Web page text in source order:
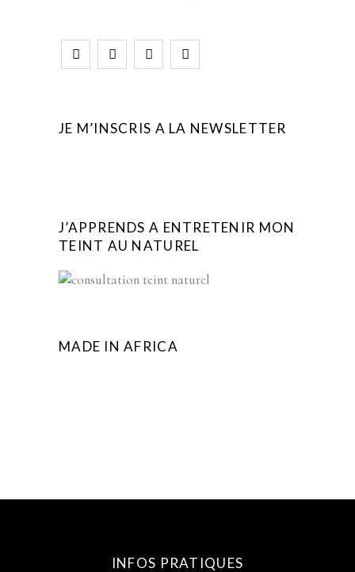
JE M’INSCRIS A LA NEWSLETTER
J’APPRENDS A ENTRETENIR MON
TEINT AU NATUREL
MADE IN AFRICA
INFOS PRATIQUES